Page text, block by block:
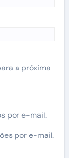
a próxima
por e-mail.
por e-mail.